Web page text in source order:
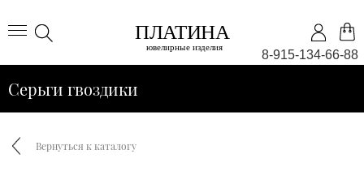
8-915-134-66-88
Серьги гвоздики
Вернуться к каталогу